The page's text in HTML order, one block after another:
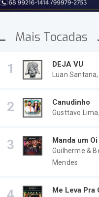
Mais Tocadas
1 DEJA VU
Luan
2 Canudinho
Gusttavo
3 Manda um Oi
Guilherme &
Mendes
Me Leva Pra